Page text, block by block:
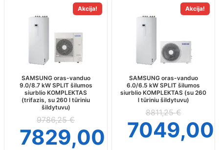
Akcija!
SAMSUNG oras-vanduo
9.0/8.7 kW SPLIT šilumos
siurblio KOMPLEKTAS
(trifazis, su 260 l tūriniu
šildytuvu)
9786,25€
7829,00
Akcija!
SAMSUNG oras-vanduo
6.0/6.5 kW SPLIT šilumos
siurblio KOMPLEKTAS (su 260
l tūriniu šildytuvu)
8811,25€
7049,00